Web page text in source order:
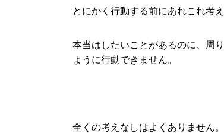
とにかく行動する前にあれこれ考
本当はしたいことがあるのに、周
ように行動できません。
全くの考えなしはよくありません。